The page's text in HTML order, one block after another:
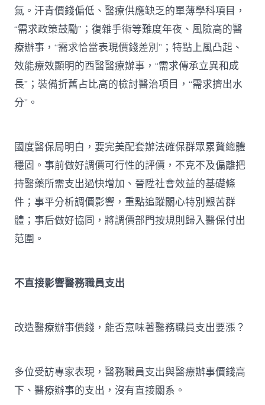
氣。汗青價錢偏低、醫療供應缺乏的單薄學科項目，
“需求政策鼓勵”；復雜手術等難度年夜、風險高的醫
療辦事，“需求恰當表現價錢差別”；特點上風凸起、
效能療效顯明的西醫醫療辦事，“需求傳承立異和成
長”；裝備折舊占比高的檢討醫治項目，“需求擠出水
分”。
國度醫保局明白，要完美配套辦法確保群眾累贅總體
穩固。事前做好調價可行性的評價，不克不及偏離把
持醫藥所需支出過快增加、晉陞社會效益的基礎條
件；事平分析調價影響，重點追蹤關心特別艱苦群
體；事后做好協同，將調價部門按規則歸入醫保付出
范圍。
不直接影響醫務職員支出
改造醫療辦事價錢，能否意味著醫務職員支出要漲？
多位受訪專家表現，醫務職員支出與醫療辦事價錢高
下、醫療辦事的支出，沒有直接關系。